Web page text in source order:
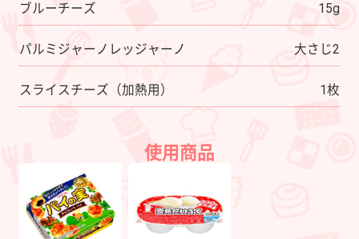
ブルーチーズ 15g
パルミジャーノレッジャーノ 大さじ2
スライスチーズ（加熱用） 1枚
使用商品